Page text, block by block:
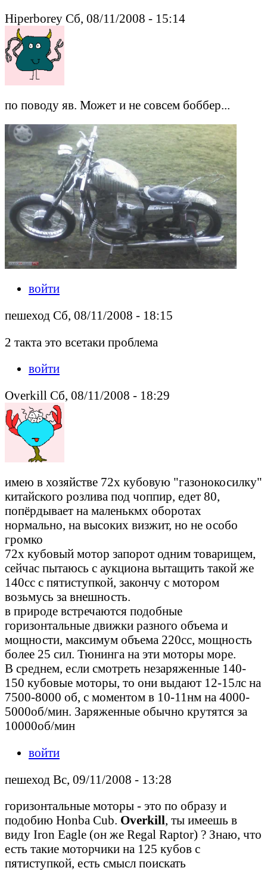
Hiperborey Сб, 08/11/2008 - 15:14
по поводу яв. Может и не совсем боббер...
войти
пешеход Сб, 08/11/2008 - 18:15
2 такта это всетаки проблема
войти
Overkill Сб, 08/11/2008 - 18:29
имею в хозяйстве 72х кубовую "газонокосилку"
китайского розлива под чоппир, едет 80,
попёрдывает на маленькмх оборотах
нормально, на высоких визжит, но не особо
громко
72х кубовый мотор запорот одним товарищем,
сейчас пытаюсь с аукциона вытащить такой же
140сс с пятиступкой, закончу с мотором
возьмусь за внешность.
в природе встречаются подобные
горизонтальные движки разного объема и
мощности, максимум объема 220сс, мощность
более 25 сил. Тюнинга на эти моторы море.
В среднем, если смотреть незаряженные 140-
150 кубовые моторы, то они выдают 12-15лс на
7500-8000 об, с моментом в 10-11нм на 4000-
5000об/мин. Заряженные обычно крутятся за
10000об/мин
войти
пешеход Вс, 09/11/2008 - 13:28
горизонтальные моторы - это по образу и
подобию Honba Cub. Overkill, ты имеешь в
виду Iron Eagle (он же Regal Raptor) ? Знаю, что
есть такие моторчики на 125 кубов с
пятиступкой, есть смысл поискать